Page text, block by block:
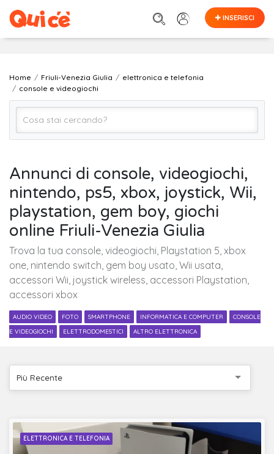
INSERISCI
Home Friuli-Venezia Giulia
elettronica e telefonia
console e videogiochi
FRIULI-VENEZIA GIULIA (regione)
Cerca
Annunci di console, videogiochi,
nintendo, ps5, xbox, joystick, Wii,
playstation, gem boy, giochi
online Friuli-Venezia Giulia
Trova la tua console, videogiochi, Playstation 5, xbox
one, nintendo switch, gem boy usato, Wii usata,
accessori Wii, joystick wireless, accessori Playstation,
accessori xbox
AUDIO VIDEO FOTO SMARTPHONE INFORMATICA E COMPUTER
CONSOLE
E VIDEOGIOCHI
ELETTRODOMESTICI ALTRO ELETTRONICA
Più Recente
ELETTRONICA E TELEFONIA